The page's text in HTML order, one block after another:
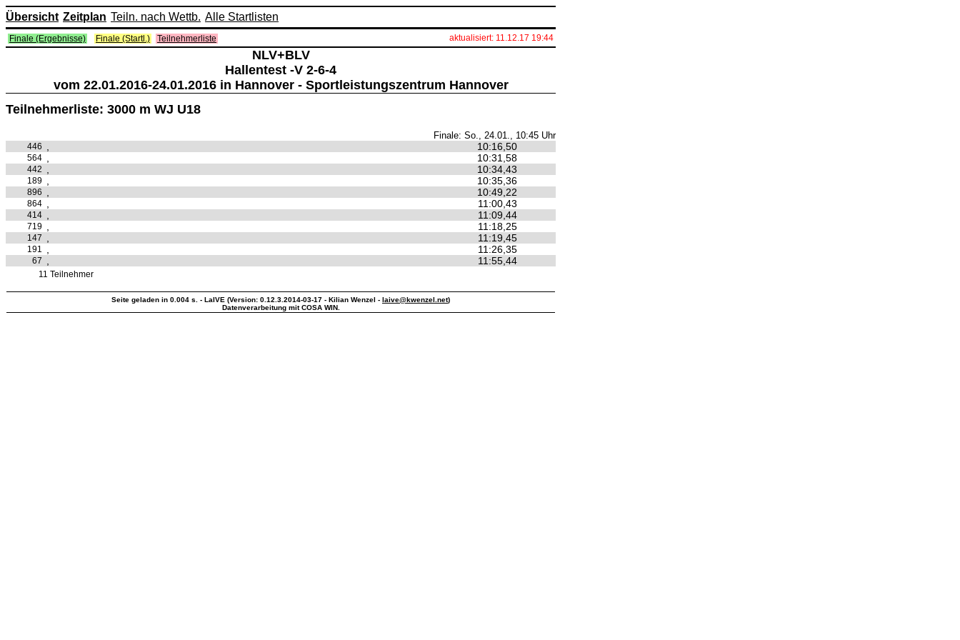
Übersicht Zeitplan Teiln. nach Wettb. Alle Startlisten
Finale (Ergebnisse) Finale (Startl.) Teilnehmerliste aktualisiert: 11.12.17 19:44
NLV+BLV
Hallentest -V 2-6-4
vom 22.01.2016-24.01.2016 in Hannover - Sportleistungszentrum Hannover
Teilnehmerliste: 3000 m WJ U18
Finale: So., 24.01., 10:45 Uhr
446 10:16,50
564 10:31,58
442 10:34,43
189 10:35,36
896 10:49,22
864 11:00,43
414 11:09,44
719 11:18,25
147 11:19,45
191 11:26,35
67 11:55,44
11 Teilnehmer
Seite geladen in 0.004 s. - LaIVE (Version: 0.12.3.2014-03-17 - Kilian Wenzel - laive@kwenzel.net)
Datenverarbeitung mit COSA WIN.